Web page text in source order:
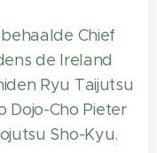
Chief
de Ireland
Ryu Taijutsu
Dojo-Cho Pieter
Sho-Kyu.